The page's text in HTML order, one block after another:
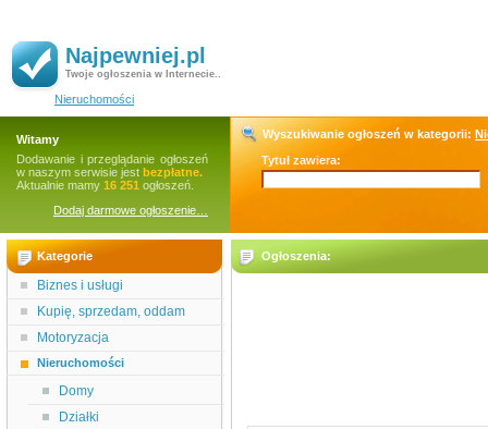
Najpewniej.pl
Twoje ogłoszenia w Internecie..
Nieruchomości
Witamy
Dodawanie i przeglądanie ogłoszeń
w naszym serwisie jest bezpłatne.
Aktualnie mamy 16 251 ogłoszeń.
Dodaj darmowe ogłoszenie…
Wyszukiwanie ogłoszeń w kategorii:
Tytuł zawiera:
Kategorie
Biznes i usługi
Kupię, sprzedam, oddam
Motoryzacja
Nieruchomości
Domy
Działki
Ogłoszenia: